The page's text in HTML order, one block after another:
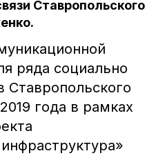
Ставропольского
ряда социально
Ставропольского
года в рамках